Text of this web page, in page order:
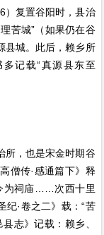
）复置谷阳时，县治
苦城”（如果仍在谷
县城。此后，赖乡所
记载“真源县东至
所，也是宋金时期谷
僧传·感通篇下》释
为祠庙……次西十里
纪·卷之二》载：“苦
志》记载：赖乡、